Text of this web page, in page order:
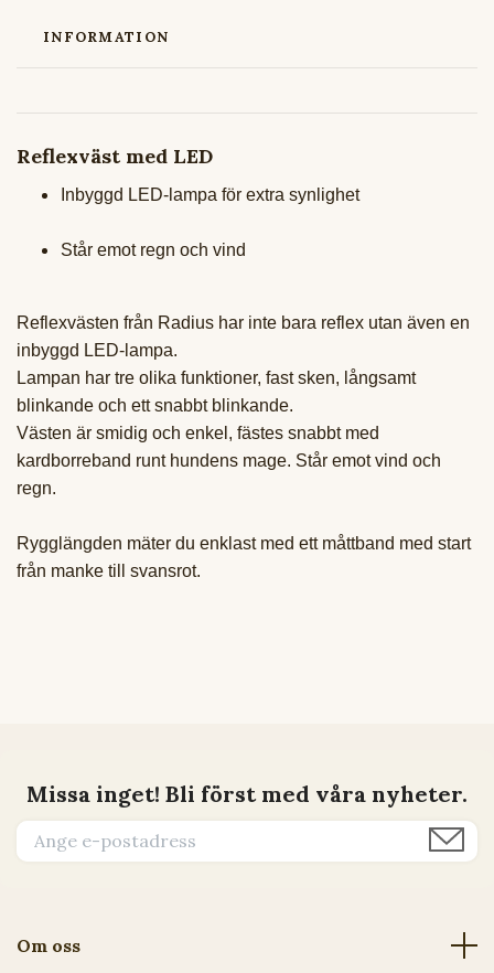
INFORMATION
Reflexväst med LED
Inbyggd LED-lampa för extra synlighet
Står emot regn och vind
Reflexvästen från Radius har inte bara reflex utan även en
inbyggd LED-lampa.
Lampan har tre olika funktioner, fast sken, långsamt
blinkande och ett snabbt blinkande.
Västen är smidig och enkel, fästes snabbt med
kardborreband runt hundens mage. Står emot vind och
regn.
Rygglängden mäter du enklast med ett måttband med start
från manke till svansrot.
Missa inget! Bli först med våra nyheter.
Om oss